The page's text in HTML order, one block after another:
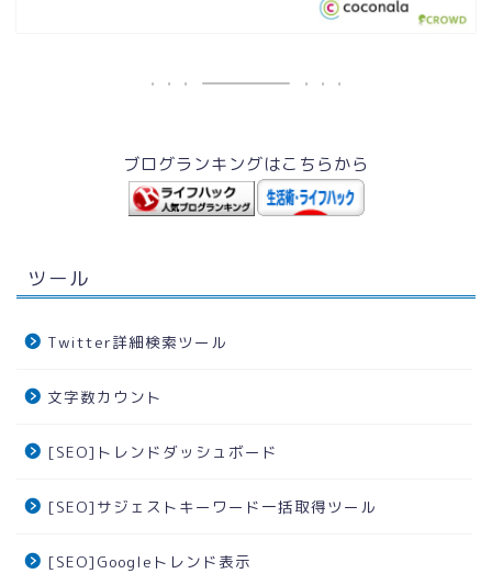
ブログランキングはこちらから
ツール
Twitter詳細検索ツール
文字数カウント
[SEO]トレンドダッシュボード
[SEO]サジェストキーワード一括取得ツール
[SEO]Googleトレンド表示